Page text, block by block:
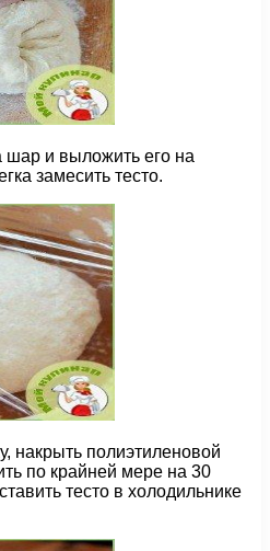
шар и выложить его на
замесить тесто.
накрыть полиэтиленовой
по крайней мере на 30
тесто в холодильнике